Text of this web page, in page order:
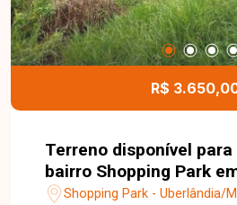
R$
Terreno disponível
bairro Shopping Park
MGShopping Park - Uberlândia/